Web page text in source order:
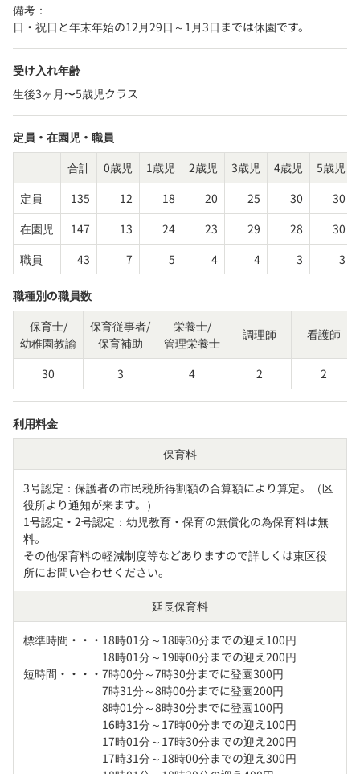
備考：
日・祝日と年末年始の12月29日～1月3日までは休園です。
受け入れ年齢
生後3ヶ月〜5歳児クラス
定員・在園児・職員
合計
0歳児 1歳児 2歳児 3歳児 4歳児 5歳児
定員
135 12 18 20 25 30
30
在園児
147 13 24 23 29 28
30
職員
43 7 5 4 4 3 3
職種別の職員数
保育士/
幼稚園教諭
保育従事者/
保育補助
栄養士/
管理栄養士
調理師 看護師
30 3 4 2 2
利用料金
保育料
3号認定：保護者の市民税所得割額の合算額により算定。（区
役所より通知が来ます。）
1号認定・2号認定：幼児教育・保育の無償化の為保育料は無
料。
その他保育料の軽減制度等などありますので詳しくは東区役
所にお問い合わせください。
延長保育料
標準時間・・・18時01分～18時30分までの迎え100円
18時01分～19時00分までの迎え200円
短時間・・・・7時00分～7時30分までに登園300円
7時31分～8時00分までに登園200円
8時01分～8時30分までに登園100円
16時31分～17時00分までの迎え100円
17時01分～17時30分までの迎え200円
17時31分～18時00分までの迎え300円